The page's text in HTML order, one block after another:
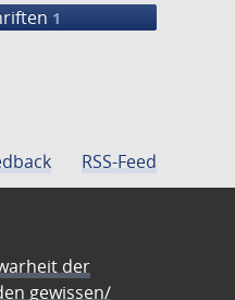
1
RSS-Feed
der
gewissen/